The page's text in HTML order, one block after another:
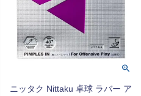
ニッタク Nittaku 卓球 ラバー ア